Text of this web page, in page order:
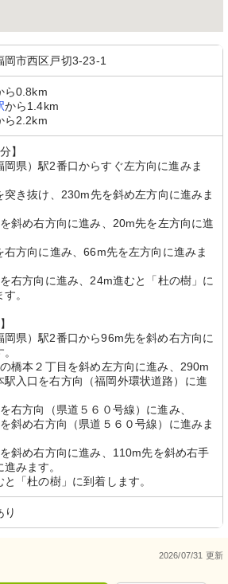
岡市西区戸切3-23-1
ら0.8km
から1.4km
ら2.2km
】
岡県）駅2番口からすぐ左方向に進みま
突き抜け、230m先を斜め左方向に進みま
斜め右方向に進み、20m先を左方向に進
右方向に進み、66m先を左方向に進みま
右方向に進み、24m進むと「杜の樹」に
。
岡県）駅2番口から96m先を斜め右方向に
橋本２丁目を斜め左方向に進み、290m
駅入口を右方向（福岡外環状道路）に進
右方向（県道５６０号線）に進み、
斜め右方向（県道５６０号線）に進みま
斜め右方向に進み、110m先を斜め右手
みます。
「杜の樹」に到着します。
り
2026/07/31 更新